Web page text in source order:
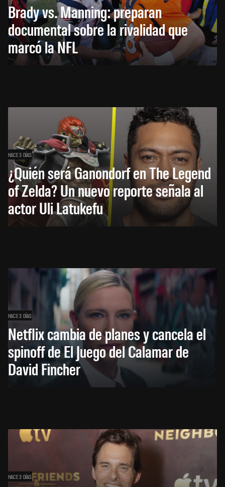
Brady vs. Manning: preparan
documental sobre la rivalidad que
marcó la NFL
HACE 3 DÍAS
¿Quién será Ganondorf en The Legend
of Zelda? Un nuevo reporte señala al
actor Uli Latukefu
HACE 3 DÍAS
Netflix cambia de planes y cancela el
spinoff de El Juego del Calamar de
David Fincher
HACE 3 DÍAS